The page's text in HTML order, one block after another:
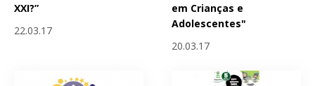
XXI?”
22.03.17
em Crianças e
Adolescentes"
20.03.17